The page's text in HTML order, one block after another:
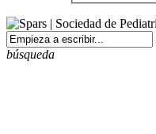
búsqueda